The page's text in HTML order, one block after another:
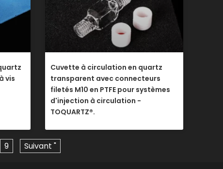
vis
Cuvette à circulation en quartz
transparent avec connecteurs
filetés M10 en PTFE pour systèmes
d'injection à circulation -
TOQUARTZ®.
9 Suivant "